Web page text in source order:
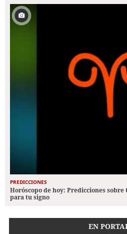
PREDICCIONES
Horóscopo de hoy: Predicciones
para tu signo
EN